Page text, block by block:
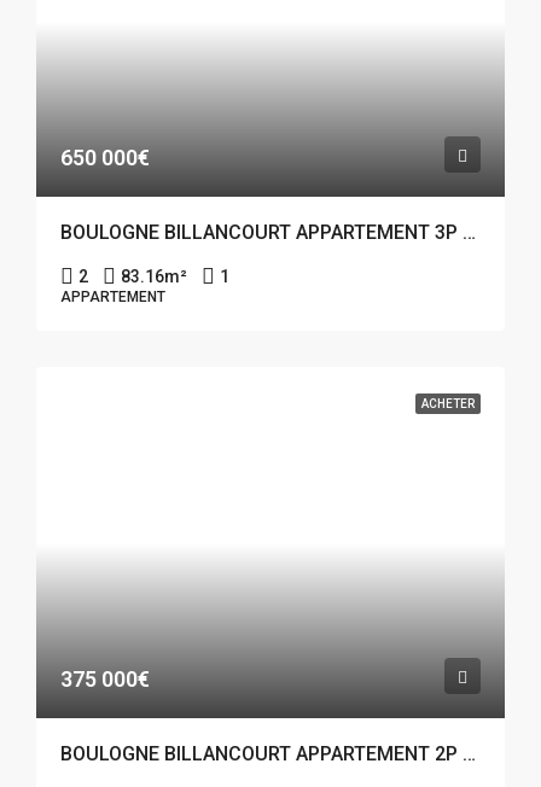
650 000€
BOULOGNE BILLANCOURT APPARTEMENT 3P 83.16M²
2 83.16m² 1
APPARTEMENT
ACHETER
375 000€
BOULOGNE BILLANCOURT APPARTEMENT 2P 44M²